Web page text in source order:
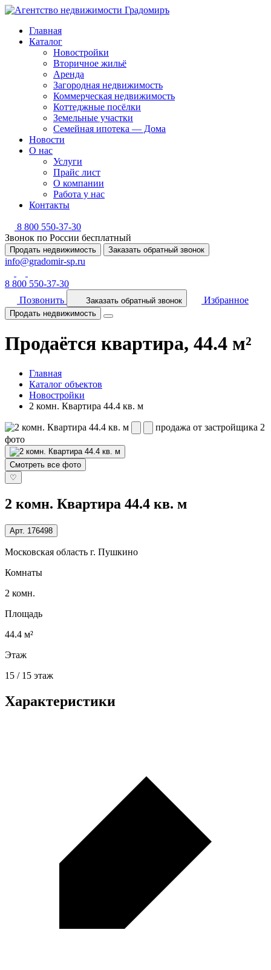
Главная
Каталог
Новостройки
Вторичное жильё
Аренда
Загородная недвижимость
Коммерческая недвижимость
Коттеджные посёлки
Земельные участки
Семейная ипотека — Дома
Новости
О нас
Услуги
Прайс лист
О компании
Работа у нас
Контакты
8 800 550-37-30
Звонок по России бесплатный
Продать недвижимость Заказать обратный звонок
info@gradomir-sp.ru
8 800 550-37-30
Позвонить
Заказать обратный звонок Избранное
Продать недвижимость
Продаётся квартира, 44.4 м²
Главная
Каталог объектов
Новостройки
2 комн. Квартира 44.4 кв. м
продажа от застройщика 2
фото
Смотреть все фото
♡
2 комн. Квартира 44.4 кв. м
Арт. 176498
Московская область г. Пушкино
Комнаты
2 комн.
Площадь
44.4 м²
Этаж
15 / 15 этаж
Характеристики